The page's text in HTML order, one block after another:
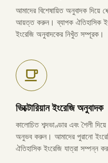
আমাদের বিশেষায়িত অনুবাদক দিয়ে
আয়ত্ত করুন। ব্যাপক ঐতিহাসিক
ইংরেজি অনুবাদকের নিখুঁত সম্পূরক।
ভিক্টোরিয়ান ইংরেজি অনুবাদক
কালোচিত শব্দভাণ্ডার এবং শৈলী
অনুভব করুন। আমাদের পুরানো
ঐতিহাসিক ইংরেজি যাত্রা সম্পন্ন